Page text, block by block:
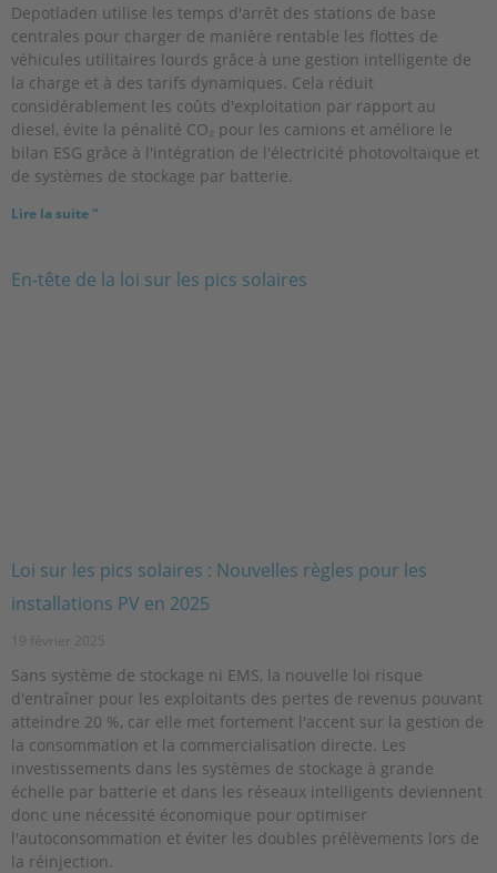
Depotladen utilise les temps d'arrêt des stations de base
centrales pour charger de manière rentable les flottes de
véhicules utilitaires lourds grâce à une gestion intelligente de
la charge et à des tarifs dynamiques. Cela réduit
considérablement les coûts d'exploitation par rapport au
diesel, évite la pénalité CO₂ pour les camions et améliore le
bilan ESG grâce à l'intégration de l'électricité photovoltaïque et
de systèmes de stockage par batterie.
Lire la suite "
Loi sur les pics solaires : Nouvelles règles pour les
installations PV en 2025
19 février 2025
Sans système de stockage ni EMS, la nouvelle loi risque
d'entraîner pour les exploitants des pertes de revenus pouvant
atteindre 20 %, car elle met fortement l'accent sur la gestion de
la consommation et la commercialisation directe. Les
investissements dans les systèmes de stockage à grande
échelle par batterie et dans les réseaux intelligents deviennent
donc une nécessité économique pour optimiser
l'autoconsommation et éviter les doubles prélèvements lors de
la réinjection.